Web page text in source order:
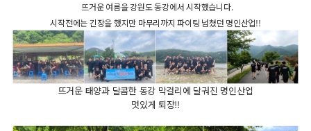
뜨거운 여름을 강원도 동강에서 시작했습니다.
시작전에는 긴장을 했지만 마무리까지 파이팅 넘쳤던 명인산업!!
뜨거운 태양과 달콤한 동강 막걸리에 달궈진 명인산업
멋있게 퇴장!!